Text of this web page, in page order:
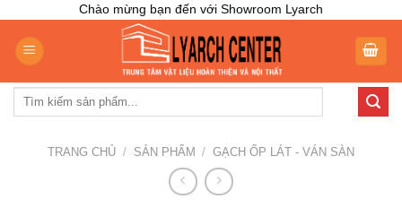
content
Chào mừng bạn đến với Showroom Lyarch
Tìm
TRANG CHỦ / SẢN PHẨM / GẠCH ỐP LÁT - VÁN SÀN